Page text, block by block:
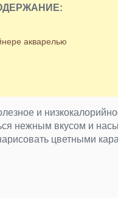
акварелью
и
нежным вкусом и
цветными